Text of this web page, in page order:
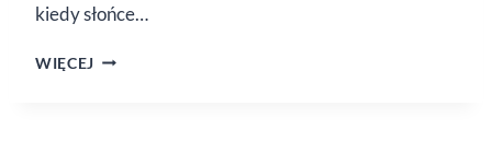
kiedy słońce…
WIĘCEJ JAK